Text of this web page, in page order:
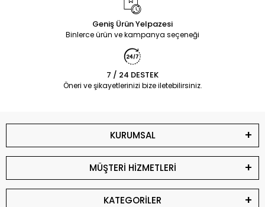
Geniş Ürün Yelpazesi
Binlerce ürün ve kampanya seçeneği
7 / 24 DESTEK
Öneri ve şikayetlerinizi bize iletebilirsiniz.
KURUMSAL
MÜŞTERİ HİZMETLERİ
KATEGORİLER